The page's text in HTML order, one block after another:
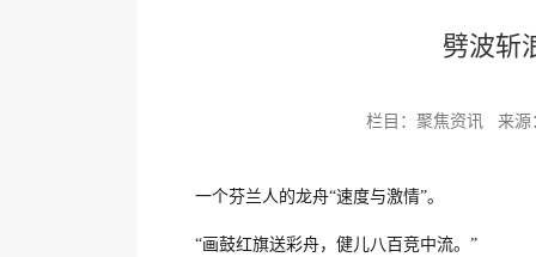
劈波斩
栏目：聚焦资讯 来源
一个芬兰人的龙舟“速度与激情”。
“画鼓红旗送彩舟，健儿八百竞中流。”